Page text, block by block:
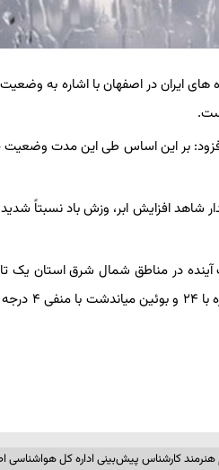
های ایران در اصفهان با اشاره به
بر این اساس طی این مدت وضعیت
شاهد افزایش ابر، وزش باد نسبتاً
اصفهان ۲۳
هنرمند کارشناس پیش‌بینی اداره کل